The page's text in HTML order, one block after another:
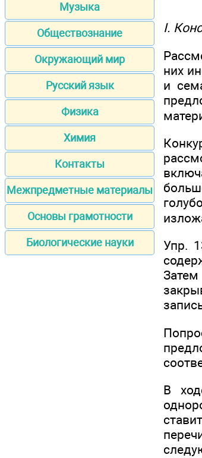
Музыка
Обществознание
Окружающий мир
Русский язык
Физика
Химия
Контакты
Межпредметные материалы
Основы грамотности
Биологические науки
I.
них
и
Упр.
В